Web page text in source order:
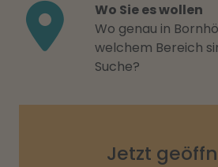
Wo Sie es wollen
Wo genau in
welchem Bereich
Suche?
Jetzt